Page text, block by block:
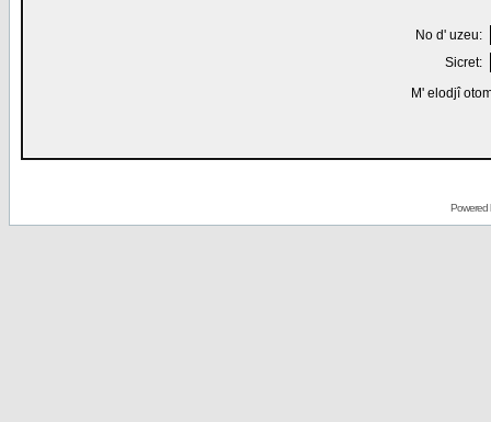
No d' uzeu:
Sicret:
M' elodjî
Powered